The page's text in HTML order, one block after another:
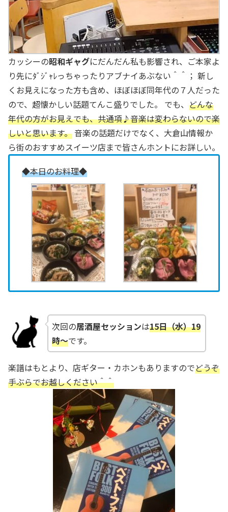
カッシーの昭和ギャグにだんだん私も影響され、ご本家よ
り先にﾀﾞｼﾞｬﾚっちゃったりアブナイあぶない＾＾； 新し
くお見えになった方も含め、ほぼほぼ同年代の７人だった
ので、超懐かしい話題てんこ盛りでした。 でも、 どんな
年代の方がお見えでも、共通項♪音楽は変わらないので楽
しいと思います。音楽の話題だけでなく、大倉山情報か
ら街のおすすめスイーツ店まで皆さんホントにお詳しい。
◆本日のお料理◆
次回の居酒屋セッションは15日（水）19
時～です。
楽譜はもとより、店ギター・カホンもありますのでどうぞ
手ぶらでお越しください＾＾